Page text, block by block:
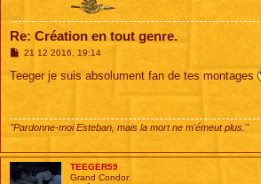
Re: Création en tout genre.
M
s
21 12 2016, 19:14
Teeger je suis absolument fan de tes montages
"Pardonne-moi Esteban, mais la mort ne m'émeut plus."
TEEGER59
Grand Condor